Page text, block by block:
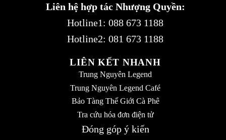
Liên hệ hợp tác Nhượng Quyền:
Hotline1: 088 673 1188
Hotline2: 081 673 1188
LIÊN KẾT NHANH
Trung Nguyên Legend
Trung Nguyên Legend Café
Bảo Tàng Thế Giới Cà Phê
Tra cứu hóa đơn điện tử
Đóng góp ý kiến